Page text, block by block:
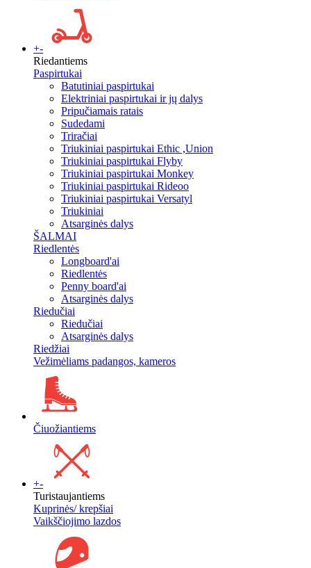
+-
Riedantiems
Paspirtukai
Batutiniai paspirtukai
Elektriniai paspirtukai ir jų dalys
Pripučiamais ratais
Sudedami
Triračiai
Triukiniai paspirtukai Ethic ,Union
Triukiniai paspirtukai Flyby
Triukiniai paspirtukai Monkey
Triukiniai paspirtukai Rideoo
Triukiniai paspirtukai Versatyl
Triukiniai
Atsarginės dalys
ŠALMAI
Riedlentės
Longboard'ai
Riedlentės
Penny board'ai
Atsarginės dalys
Riedučiai
Riedučiai
Atsarginės dalys
Riedžiai
Vežimėliams padangos, kameros
Čiuožiantiems
+-
Turistaujantiems
Kuprinės/ krepšiai
Vaikščiojimo lazdos